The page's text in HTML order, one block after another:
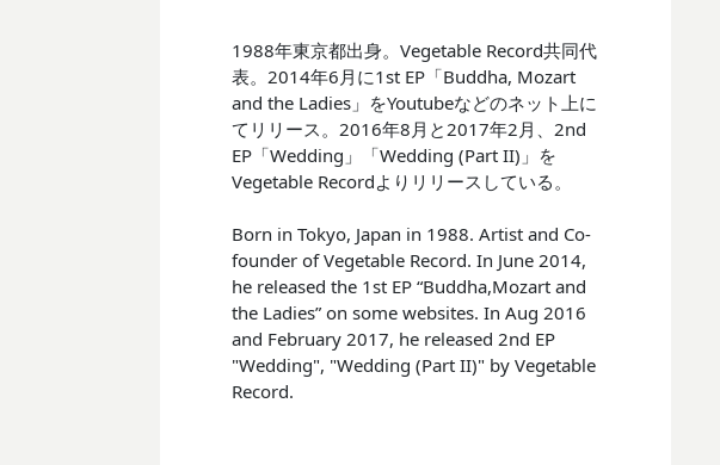
1988年東京都出身。Vegetable Record共同代
表。2014年6月に1st EP「Buddha, Mozart
and the Ladies」をYoutubeなどのネット上に
てリリース。2016年8月と2017年2月、2nd
EP「Wedding」「Wedding (Part II)」を
Vegetable Recordよりリリースしている。
Born in Tokyo, Japan in 1988. Artist and Co-
founder of Vegetable Record. In June 2014,
he released the 1st EP “Buddha,Mozart and
the Ladies” on some websites. In Aug 2016
and February 2017, he released 2nd EP
"Wedding", "Wedding (Part II)" by Vegetable
Record.